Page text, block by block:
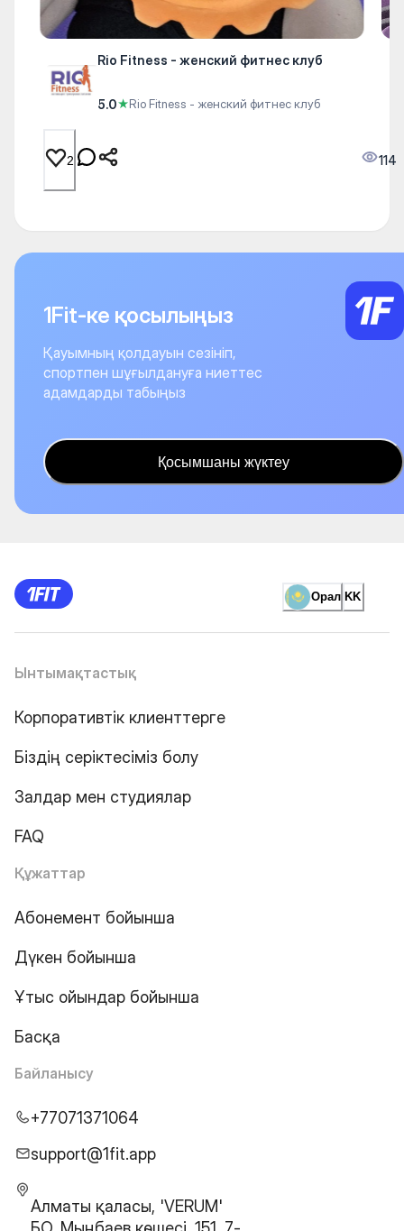
Rio Fitness - женский фитнес клуб
5.0★Rio Fitness - женский фитнес клуб
2 114
1Fit-ке қосылыңыз
Қауымның қолдауын сезініп,
спортпен шұғылдануға ниеттес
адамдарды табыңыз
Қосымшаны жүктеу
Орал KK
Ынтымақтастық
Корпоративтік клиенттерге
Біздің серіктесіміз болу
Залдар мен студиялар
FAQ
Құжаттар
Абонемент бойынша
Дүкен бойынша
Ұтыс ойындар бойынша
Басқа
Байланысу
+77071371064
support@1fit.app
Алматы қаласы, 'VERUM'